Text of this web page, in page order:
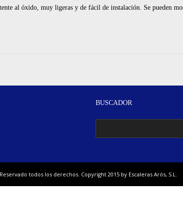
al óxido, muy ligeras y de fácil de instalación. Se pueden
BUSCADOR
Reservado todos los derechos. Copyright 2015 by Escaleras Arós, S.L.